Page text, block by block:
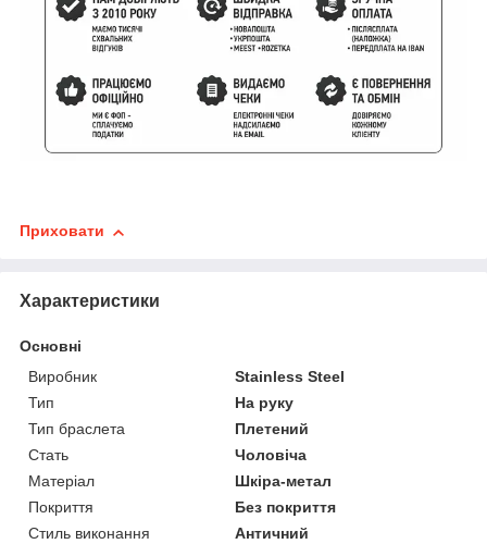
Приховати
Характеристики
Основні
Виробник
Stainless Steel
Тип
На руку
Тип браслета
Плетений
Стать
Чоловіча
Матеріал
Шкіра-метал
Покриття
Без покриття
Стиль виконання
Античний